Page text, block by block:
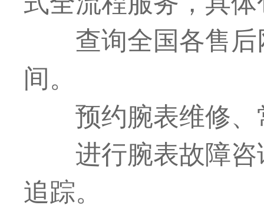
查询全国各售
间。
预约腕表维修
进行腕表故障
追踪。